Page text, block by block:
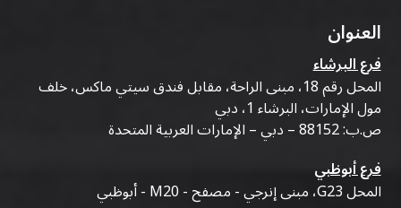
العنوان
فرع البرشاء
المحل رقم 18، مبنى الراحة، مقابل فندق سيتي ماكس، خلف
مول الإمارات، البرشاء 1، دبي
ص.ب: 88152 – دبي – الإمارات العربية المتحدة
فرع أبوظبي
المحل G23، مبنى إنرجي - مصفح - M20 - أبوظبي